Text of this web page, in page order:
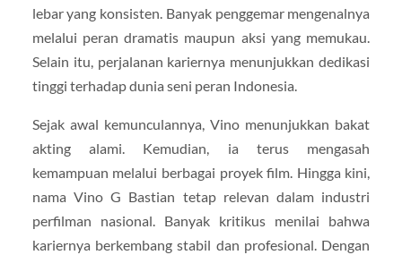
lebar yang konsisten. Banyak penggemar mengenalnya
melalui peran dramatis maupun aksi yang memukau.
Selain itu, perjalanan kariernya menunjukkan dedikasi
tinggi terhadap dunia seni peran Indonesia.
Sejak awal kemunculannya, Vino menunjukkan bakat
akting alami. Kemudian, ia terus mengasah
kemampuan melalui berbagai proyek film. Hingga kini,
nama Vino G Bastian tetap relevan dalam industri
perfilman nasional. Banyak kritikus menilai bahwa
kariernya berkembang stabil dan profesional. Dengan